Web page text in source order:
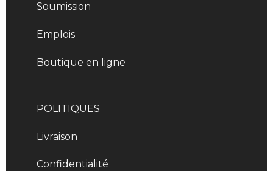
Soumission
Emplois
Boutique en ligne
POLITIQUES
Livraison
Confidentialité